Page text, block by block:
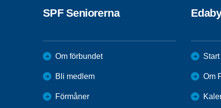
SPF Seniorerna
Om förbundet
Bli medlem
Förmåner
Start
Om